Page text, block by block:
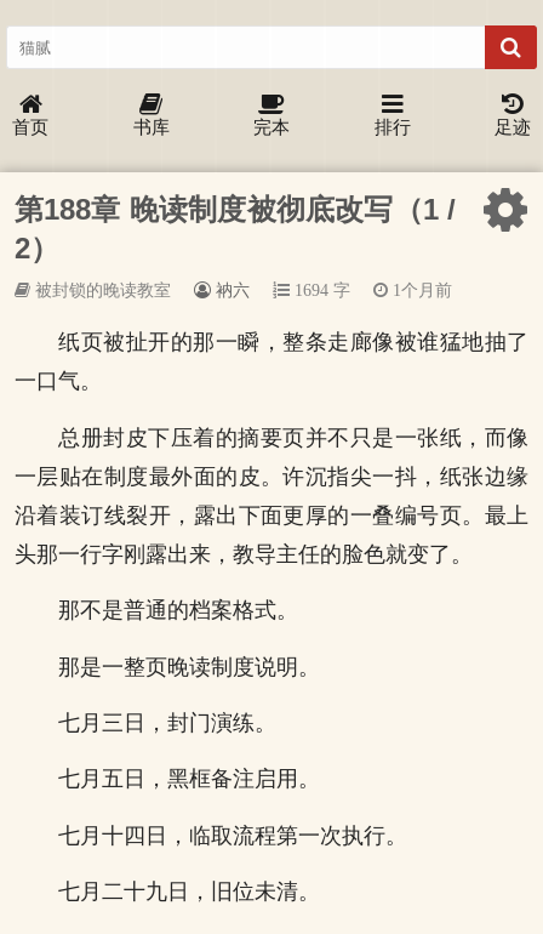
首页 书库 完本 排行 足迹
第188章 晚读制度被彻底改写（1 /
2）
被封锁的晚读教室 衲六 1694 字 1个月前
纸页被扯开的那一瞬，整条走廊像被谁猛地抽了
一口气。
总册封皮下压着的摘要页并不只是一张纸，而像
一层贴在制度最外面的皮。许沉指尖一抖，纸张边缘
沿着装订线裂开，露出下面更厚的一叠编号页。最上
头那一行字刚露出来，教导主任的脸色就变了。
那不是普通的档案格式。
那是一整页晚读制度说明。
七月三日，封门演练。
七月五日，黑框备注启用。
七月十四日，临取流程第一次执行。
七月二十九日，旧位未清。